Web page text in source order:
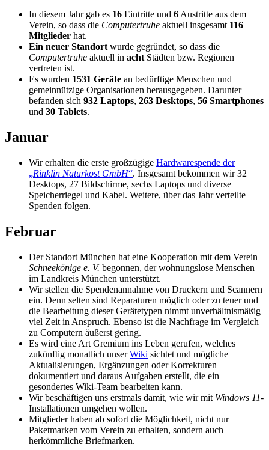
In diesem Jahr gab es 16 Eintritte und 6 Austritte aus dem
Verein, so dass die Computertruhe aktuell insgesamt 116
Mitglieder hat.
Ein neuer Standort wurde gegründet, so dass die
Computertruhe aktuell in acht Städten bzw. Regionen
vertreten ist.
Es wurden 1531 Geräte an bedürftige Menschen und
gemeinnützige Organisationen herausgegeben. Darunter
befanden sich 932 Laptops, 263 Desktops, 56 Smartphones
und 30 Tablets.
Januar
Wir erhalten die erste großzügige Hardwarespende der
„Rinklin Naturkost GmbH“. Insgesamt bekommen wir 32
Desktops, 27 Bildschirme, sechs Laptops und diverse
Speicherriegel und Kabel. Weitere, über das Jahr verteilte
Spenden folgen.
Februar
Der Standort München hat eine Kooperation mit dem Verein
Schneekönige e. V. begonnen, der wohnungslose Menschen
im Landkreis München unterstützt.
Wir stellen die Spendenannahme von Druckern und Scannern
ein. Denn selten sind Reparaturen möglich oder zu teuer und
die Bearbeitung dieser Gerätetypen nimmt unverhältnismäßig
viel Zeit in Anspruch. Ebenso ist die Nachfrage im Vergleich
zu Computern äußerst gering.
Es wird eine Art Gremium ins Leben gerufen, welches
zukünftig monatlich unserWiki sichtet und mögliche
Aktualisierungen, Ergänzungen oder Korrekturen
dokumentiert und daraus Aufgaben erstellt, die ein
gesondertes Wiki-Team bearbeiten kann.
Wir beschäftigen uns erstmals damit, wie wir mit Windows 11-
Installationen umgehen wollen.
Mitglieder haben ab sofort die Möglichkeit, nicht nur
Paketmarken vom Verein zu erhalten, sondern auch
herkömmliche Briefmarken.